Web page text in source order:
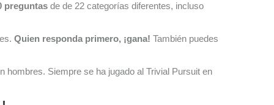
preguntas de de 22 categorías diferentes, incluso
Quien responda primero, ¡gana! También puedes
hombres. Siempre se ha jugado al Trivial Pursuit en